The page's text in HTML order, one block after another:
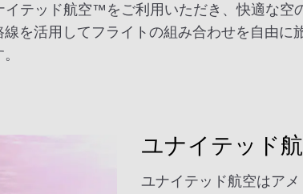
テッド航空™をご利用いただき、快適な空
を活用してフライトの組み合わせを自由に
ユナイテッド
ユナイテッド航空はア